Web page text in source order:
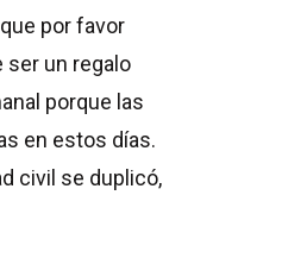
por favor
ser un regalo
porque las
en estos días.
civil se duplicó,